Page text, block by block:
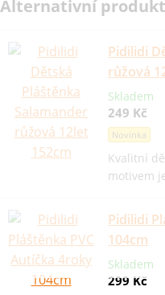
Alternativní
Pidilidi
růžová
Skladem
249 Kč
Novinka
Kvalitní
motivem
Pidilidi
104cm
Skladem
299 Kč